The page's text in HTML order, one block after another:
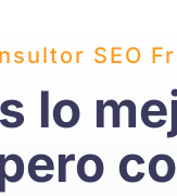
SEO
lo